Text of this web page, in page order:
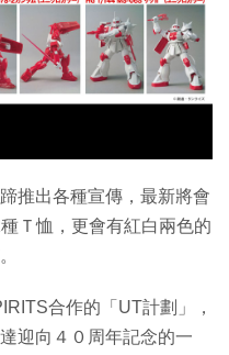
推出各種宣傳，最新將會
Ｔ恤，更會有紅白兩色的
合作的「UT計劃」，
迎向４０周年記念的一